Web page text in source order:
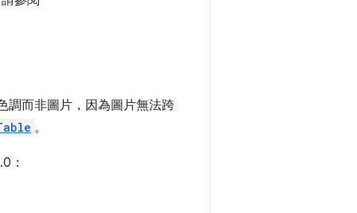
調而非圖片，因為圖片無法跨
。
：